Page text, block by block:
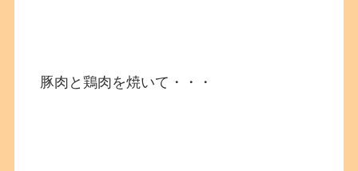
豚肉と鶏肉を焼いて・・・